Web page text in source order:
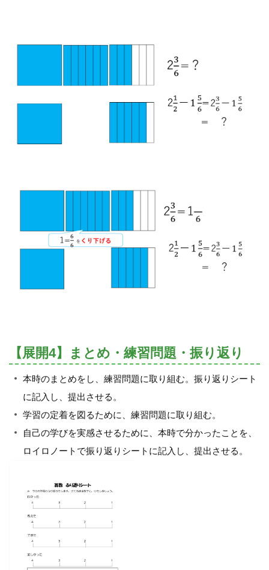
【展開4】まとめ・練習問題・振り返り
本時のまとめをし、練習問題に取り組む。振り返りシート
に記入し、提出させる。
学習の定着を図るために、練習問題に取り組む。
自己の学びを実感させるために、本時で分かったことを、
ロイロノートで振り返りシートに記入し、提出させる。